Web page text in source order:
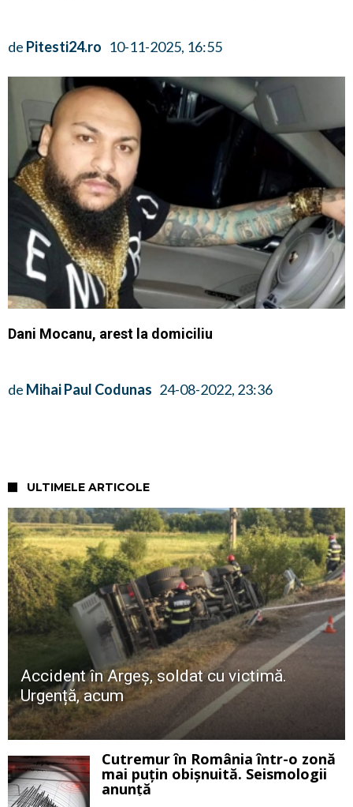
de Pitesti24.ro 10-11-2025, 16:55
Dani Mocanu, arest la domiciliu
de Mihai Paul Codunas 24-08-2022, 23:36
ULTIMELE ARTICOLE
Accident în Argeș, soldat cu victimă.
Urgență, acum
Cutremur în România într-o zonă
mai puțin obișnuită. Seismologii
anunță